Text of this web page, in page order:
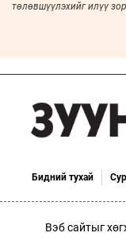
төлөвшүүлэхийг илүү
Бидний тухай
Вэб сайтыг